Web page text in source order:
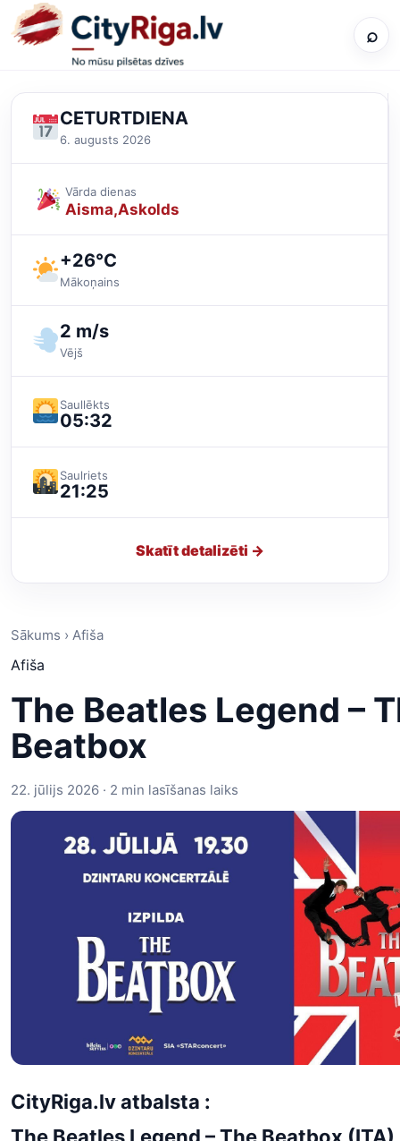
⌕
CETURTDIENA
6. augusts 2026
Vārda dienas
Aisma Askolds
+26°C
Mākoņains
2 m/s
Vējš
Saullēkts
05:32
Saulriets
21:25
Skatīt detalizēti →
Sākums › Afiša
Afiša
The Beatles Legend –
Beatbox
22. jūlijs 2026 · 2 min lasīšanas laiks
CityRiga.lv atbalsta :
The Beatles Legend – The Beatbox (ITA)